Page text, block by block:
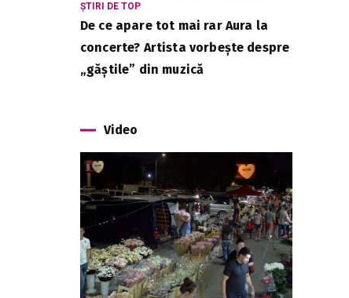
ȘTIRI DE TOP
De ce apare tot mai rar Aura la
concerte? Artista vorbește despre
„găștile” din muzică
Video